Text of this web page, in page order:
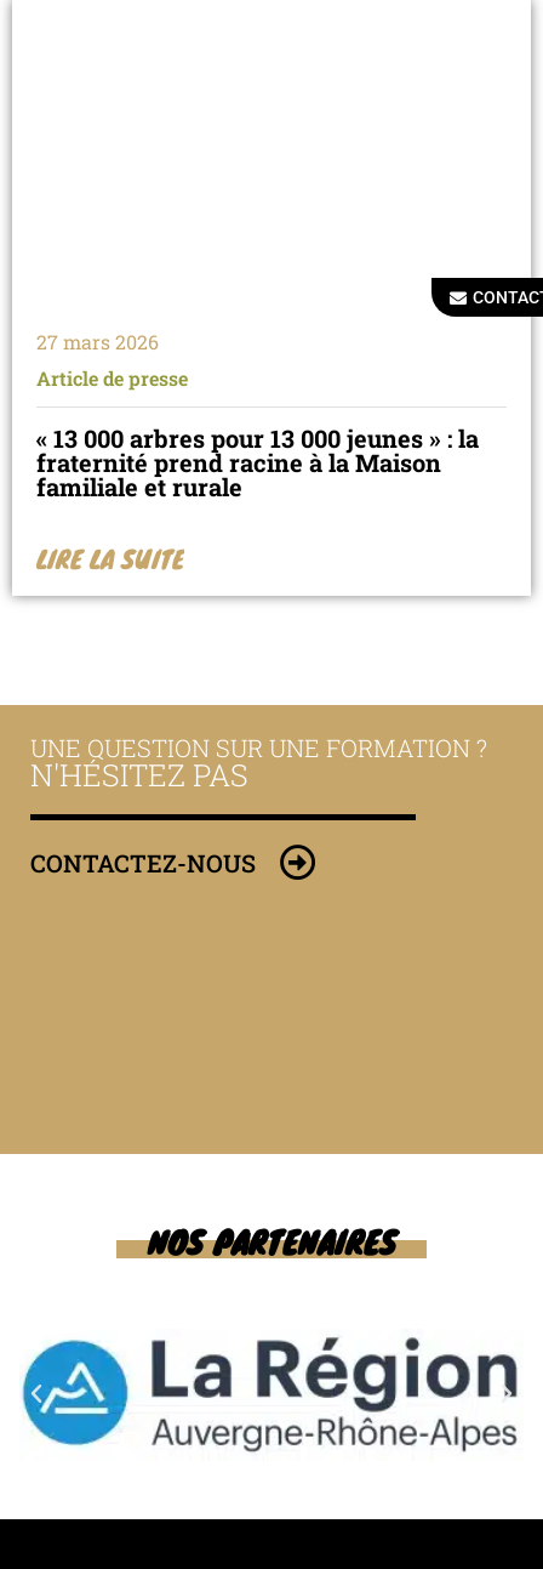
27 mars 2026
Article de presse
« 13 000 arbres pour 13 000 jeunes » : la
fraternité prend racine à la Maison
familiale et rurale
LIRE LA SUITE
UNE QUESTION SUR UNE FORMATION ?
N'HÉSITEZ PAS
CONTACTEZ-NOUS
NOS PARTENAIRES